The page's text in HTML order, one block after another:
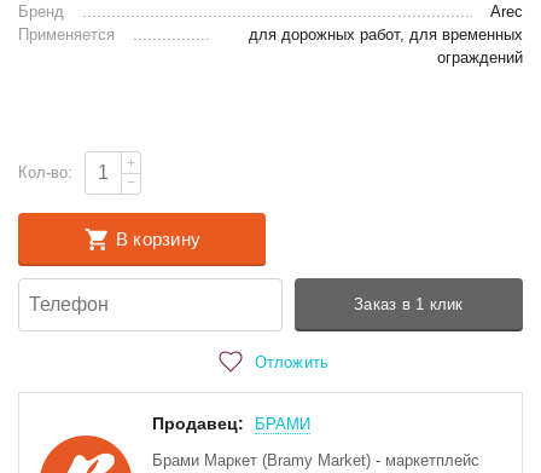
Бренд
Arec
Применяется
для дорожных работ, для временных
ограждений
Кол-во:
+
−
В корзину
Заказ в 1 клик
Отложить
Продавец:
БРАМИ
Брами Маркет (Bramy Market) - маркетплейс